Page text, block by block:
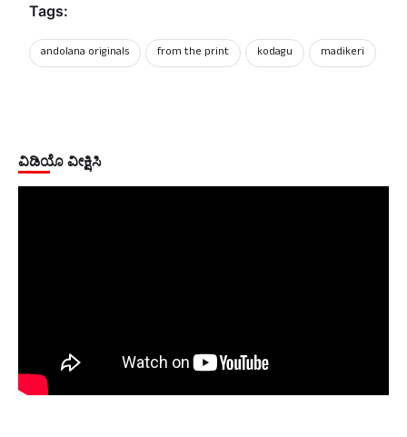
Tags:
andolana originals from the print kodagu madikeri
ವಿಡಿಯೊ ವೀಕ್ಷಿಸಿ